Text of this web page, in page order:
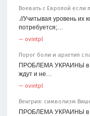
Воевать с Европой если
.//Учитывая уровень их
потребуется;…
— ovintpl
Порог боли и архетип
ПРОБЛЕМА УКРАИНЫ в
ждут и не…
— ovintpl
Венгрия: символизм
ПРОБЛЕМА УКРАИНЫ в